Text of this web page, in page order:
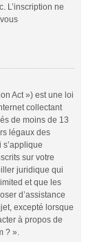
L’inscription ne
Act ») est une loi
collectant
de moins de 13
légaux des
sur votre
juridique qui
et que les
d’assistance
excepté lorsque
à propos de
? ».